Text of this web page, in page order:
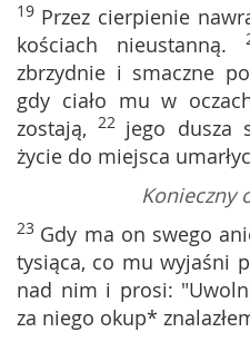
19 Przez cierpienie
kościach nieustanną.
zbrzydnie i smaczne
gdy ciało mu w
zostają, 22 jego dusza
życie do miejsca
Konieczny
23 Gdy ma on swego
tysiąca, co mu wyjaśni
nad nim i prosi:
za niego okup*